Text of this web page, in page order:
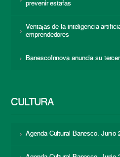
prevenir estafas
Ventajas de la inteligencia
emprendedores
BanescoInnova anuncia su
CULTURA
Agenda Cultural Banesco. Junio